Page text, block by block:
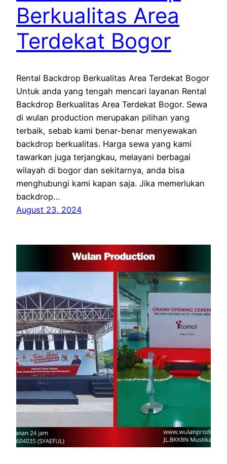
Berkualitas Area
Terdekat Bogor
Rental Backdrop Berkualitas Area Terdekat Bogor
Untuk anda yang tengah mencari layanan Rental
Backdrop Berkualitas Area Terdekat Bogor. Sewa
di wulan production merupakan pilihan yang
terbaik, sebab kami benar-benar menyewakan
backdrop berkualitas. Harga sewa yang kami
tawarkan juga terjangkau, melayani berbagai
wilayah di bogor dan sekitarnya, anda bisa
menghubungi kami kapan saja. Jika memerlukan
backdrop…
August 23, 2024